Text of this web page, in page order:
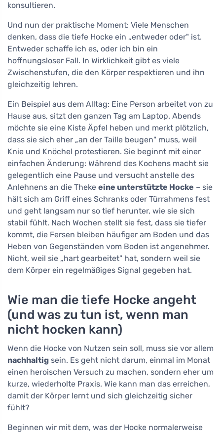
konsultieren.
Und nun der praktische Moment: Viele Menschen
denken, dass die tiefe Hocke ein „entweder oder" ist.
Entweder schaffe ich es, oder ich bin ein
hoffnungsloser Fall. In Wirklichkeit gibt es viele
Zwischenstufen, die den Körper respektieren und ihn
gleichzeitig lehren.
Ein Beispiel aus dem Alltag: Eine Person arbeitet von zu
Hause aus, sitzt den ganzen Tag am Laptop. Abends
möchte sie eine Kiste Äpfel heben und merkt plötzlich,
dass sie sich eher „an der Taille beugen" muss, weil
Knie und Knöchel protestieren. Sie beginnt mit einer
einfachen Änderung: Während des Kochens macht sie
gelegentlich eine Pause und versucht anstelle des
Anlehnens an die Theke eine unterstützte Hocke – sie
hält sich am Griff eines Schranks oder Türrahmens fest
und geht langsam nur so tief herunter, wie sie sich
stabil fühlt. Nach Wochen stellt sie fest, dass sie tiefer
kommt, die Fersen bleiben häufiger am Boden und das
Heben von Gegenständen vom Boden ist angenehmer.
Nicht, weil sie „hart gearbeitet" hat, sondern weil sie
dem Körper ein regelmäßiges Signal gegeben hat.
Wie man die tiefe Hocke angeht
(und was zu tun ist, wenn man
nicht hocken kann)
Wenn die Hocke von Nutzen sein soll, muss sie vor allem
nachhaltig sein. Es geht nicht darum, einmal im Monat
einen heroischen Versuch zu machen, sondern eher um
kurze, wiederholte Praxis. Wie kann man das erreichen,
damit der Körper lernt und sich gleichzeitig sicher
fühlt?
Beginnen wir mit dem, was der Hocke normalerweise